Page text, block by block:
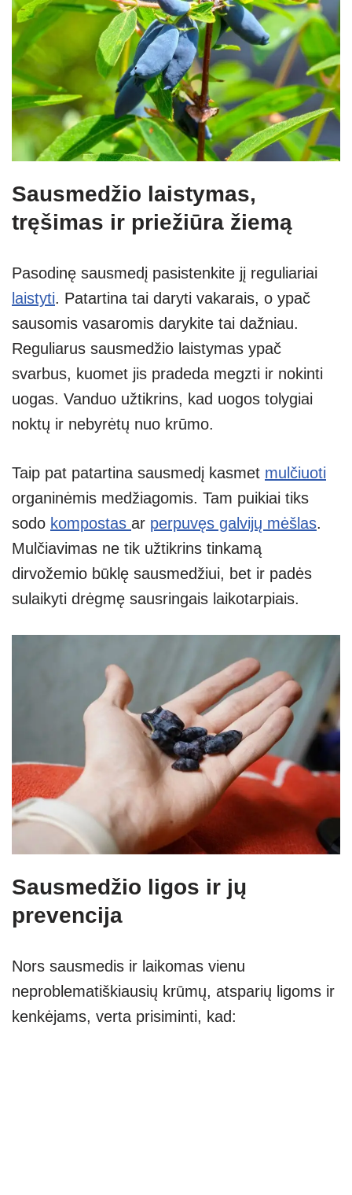
Sausmedžio laistymas,
tręšimas ir priežiūra žiemą
Pasodinę sausmedį pasistenkite jį reguliariai
laistyti. Patartina tai daryti vakarais, o ypač
sausomis vasaromis darykite tai dažniau.
Reguliarus sausmedžio laistymas ypač
svarbus, kuomet jis pradeda megzti ir nokinti
uogas. Vanduo užtikrins, kad uogos tolygiai
noktų ir nebyrėtų nuo krūmo.
Taip pat patartina sausmedį kasmet mulčiuoti
organinėmis medžiagomis. Tam puikiai tiks
sodo kompostas ar perpuvęs galvijų mėšlas.
Mulčiavimas ne tik užtikrins tinkamą
dirvožemio būklę sausmedžiui, bet ir padės
sulaikyti drėgmę sausringais laikotarpiais.
Sausmedžio ligos ir jų
prevencija
Nors sausmedis ir laikomas vienu
neproblematiškiausių krūmų, atsparių ligoms ir
kenkėjams, verta prisiminti, kad: